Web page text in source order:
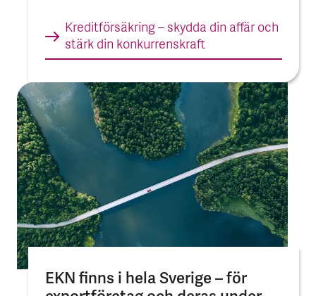
Kreditförsäkring – skydda din affär och
stärk din konkurrens­kraft
EKN finns i hela Sverige – för